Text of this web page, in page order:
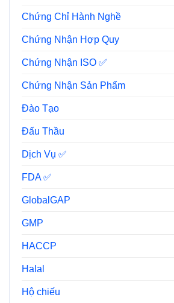
Chứng Chỉ Hành Nghề
Chứng Nhận Hợp Quy
Chứng Nhận ISO ✅
Chứng Nhận Sản Phẩm
Đào Tạo
Đấu Thầu
Dịch Vụ ✅
FDA ✅
GlobalGAP
GMP
HACCP
Halal
Hộ chiếu